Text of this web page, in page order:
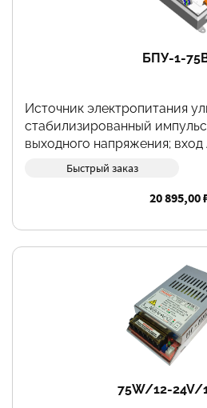
БПУ-1-
Источник электропитания
стабилизированный
выходного напряжения; вход
Быстрый заказ
20 895,00
75W/12-24V/